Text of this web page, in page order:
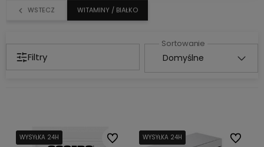
WSTECZ WITAMINY / BIAŁKO
Filtry
WYSYŁKA 24H
WYSYŁKA 24H
WYSYŁKA 24H Do ulubionychWYSYŁKA 24H
WYSYŁKA 24H
WYSYŁKA 24H Do